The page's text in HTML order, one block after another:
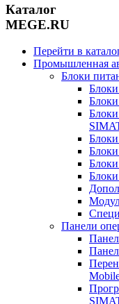
Каталог
MEGE.RU
Перейти в
Промышленная
Блоки
Панели